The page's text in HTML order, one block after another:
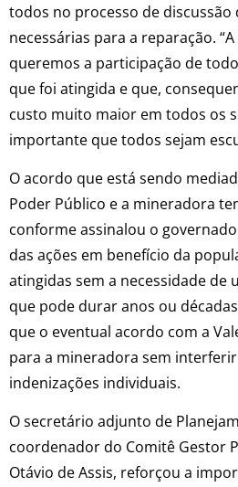
todos no processo de discussão
necessárias para a reparação.
queremos a participação de
que foi atingida e que,
custo muito maior em todos os
importante que todos sejam
O acordo que está sendo
Poder Público e a mineradora
conforme assinalou o
das ações em benefício da
atingidas sem a necessidade de
que pode durar anos ou
que o eventual acordo com a
para a mineradora sem
indenizações individuais.
O secretário adjunto de
coordenador do Comitê Gestor
Otávio de Assis, reforçou a